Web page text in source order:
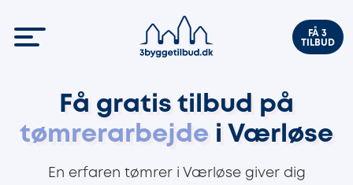
FÅ 3
TILBUD
Få gratis tilbud på
tømrerarbejde i Værløse
En erfaren tømrer i Værløse giver dig